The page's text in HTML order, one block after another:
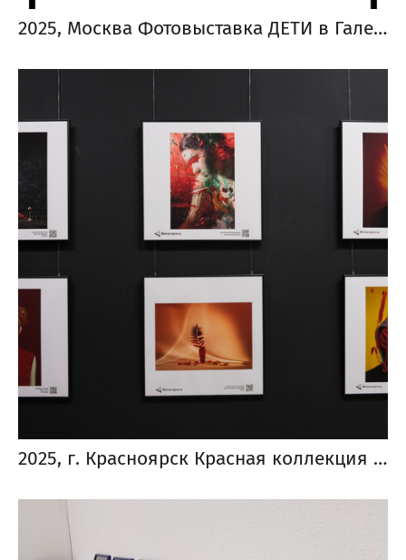
2025, Москва Фотовыставка ДЕТИ в Галерее классической фотографии
2025, г. Красноярск Красная коллекция от «Фотострелка Special»